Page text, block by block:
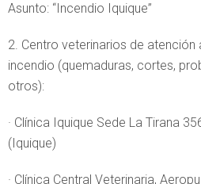
Asunto: “Incendio Iquique”
2. Centro veterinarios de
incendio (quemaduras, cortes,
otros):
· Clínica Iquique Sede La Tirana
(Iquique)
· Clínica Central Veterinaria,